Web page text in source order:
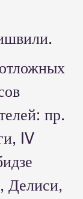
пр.
IV
Делиси,